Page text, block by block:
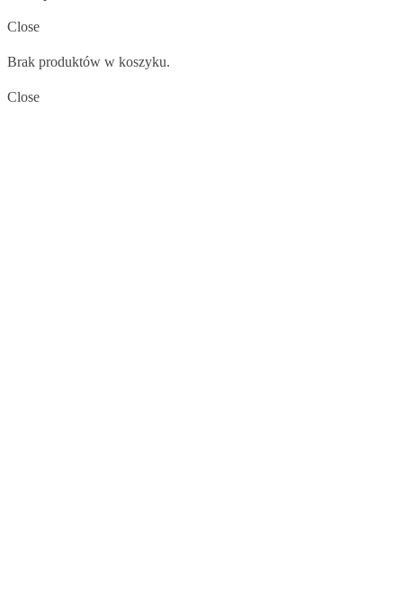
Close
Brak produktów w koszyku.
Close